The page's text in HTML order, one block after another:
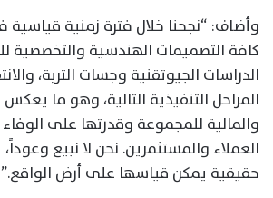
وأضاف: “نجحنا خلال فترة زمنية قياسية
كافة التصميمات الهندسية والتخصصية
الدراسات الجيوتقنية وجسات التربة،
المراحل التنفيذية التالية، وهو ما يعكس
والمالية للمجموعة وقدرتها على الوفاء
العملاء والمستثمرين. نحن لا نبيع
حقيقية يمكن قياسها على أرض الواقع.”